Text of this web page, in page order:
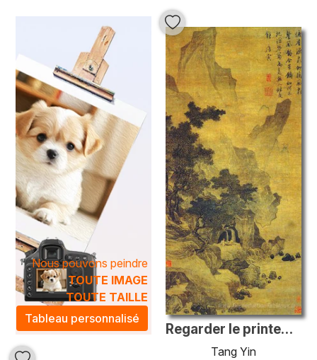
minutieuses qui capturent l'essence même de la beauté
naturelle. Chaque tableau est une véritable invitation à la
contemplation, offrant une immersion dans le raffinement
et la délicatesse des paysages traditionnels orientaux.
Les artistes de cette catégorie utilisent des techniques
innovantes pour créer des compositions uniques, alliant
l'héritage classique aux influences contemporaines. Qu'il
s'agisse de paysages pittoresques ou de scènes de vie
vibrantes, les peintures à l'huileTang Yinapportent une
atmosphère artistique et sereine à votre intérieur. Idéales
pour agrémenter votre salon ou votre bureau, elles
transformeront chaque espace en une galerie d'art,
enrichissant votre environnement d'une touche de
sophistication et d'élégance.
Nous pouvons peindre
TOUTE IMAGE
TOUTE TAILLE
Tableau personnalisé
Regarder le printemps et écouter le vent
Tang Yin